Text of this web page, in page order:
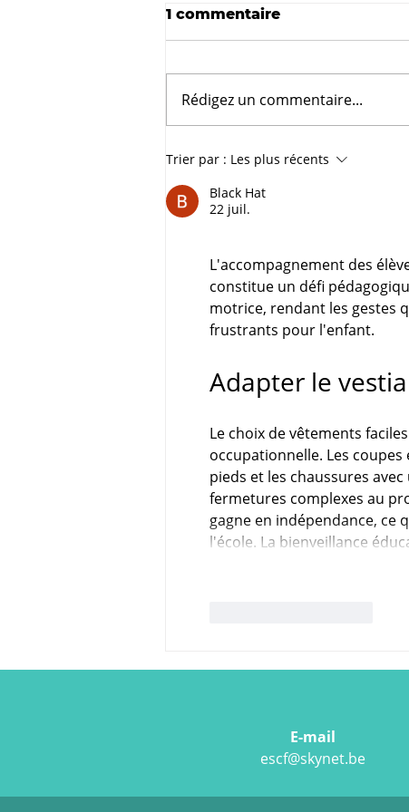
Difficultés
et comment agir ?
1 commentaire
Rédigez un commentaire...
Trier par : Les plus récents
Black Hat
22 juil.
L'accompagnement des
constitue un défi
motrice, rendant les gestes
frustrants pour l'enfant.
Adapter le
Le choix de vêtements
occupationnelle. Les
pieds et les chaussures
fermetures complexes au
gagne en indépendance, ce
l'école. La bienveillance
E-mail
escf@skynet.be